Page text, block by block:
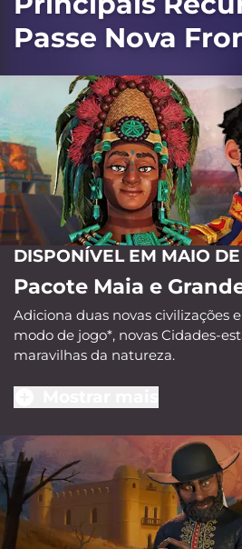
Passe Nova
DISPONÍVEL EM MAIO
Pacote Maia e
Adiciona duas novas civilizações
modo de jogo*, novas Cidades-
maravilhas da natureza.